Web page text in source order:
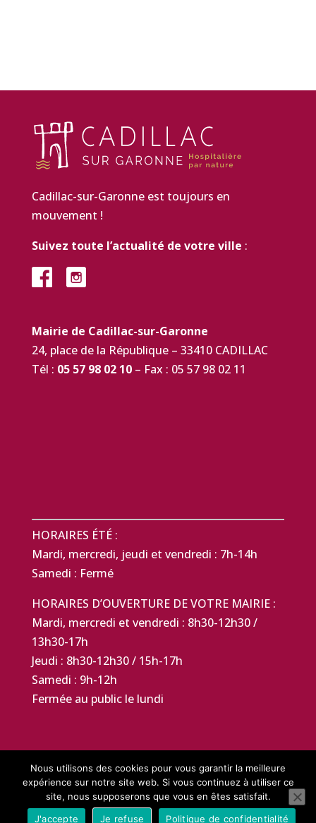
Cadillac-sur-Garonne est toujours en
mouvement !
Suivez toute l’actualité de votre ville :
Mairie de Cadillac-sur-Garonne
24, place de la République – 33410 CADILLAC
Tél : 05 57 98 02 10– Fax : 05 57 98 02 11
HORAIRES ÉTÉ :
Mardi, mercredi, jeudi et vendredi : 7h-14h
Samedi : Fermé
HORAIRES D’OUVERTURE DE VOTRE MAIRIE :
Mardi, mercredi et vendredi : 8h30-12h30 /
13h30-17h
Jeudi : 8h30-12h30 / 15h-17h
Samedi : 9h-12h
Fermée au public le lundi
Mentions légales
Politique de confidentialité
Contact
Nous utilisons des cookies pour vous garantir la meilleure
expérience sur notre site web. Si vous continuez à utiliser ce
site, nous supposerons que vous en êtes satisfait.
J'accepte
Je refuse Politique de confidentialité